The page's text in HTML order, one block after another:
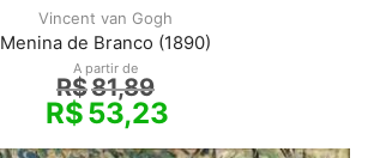
Vincent van Gogh
Menina de Branco (1890)
A partir de
R$81,89
R$53,23